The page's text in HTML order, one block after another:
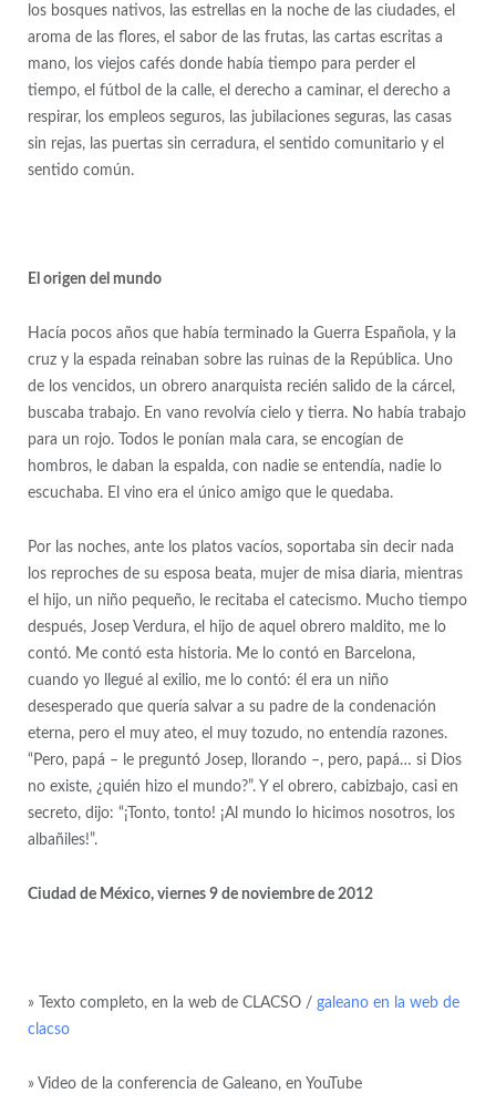
los bosques nativos, las estrellas en la noche de las ciudades, el
aroma de las flores, el sabor de las frutas, las cartas escritas a
mano, los viejos cafés donde había tiempo para perder el
tiempo, el fútbol de la calle, el derecho a caminar, el derecho a
respirar, los empleos seguros, las jubilaciones seguras, las casas
sin rejas, las puertas sin cerradura, el sentido comunitario y el
sentido común.
El origen del mundo
Hacía pocos años que había terminado la Guerra Española, y la
cruz y la espada reinaban sobre las ruinas de la República. Uno
de los vencidos, un obrero anarquista recién salido de la cárcel,
buscaba trabajo. En vano revolvía cielo y tierra. No había trabajo
para un rojo. Todos le ponían mala cara, se encogían de
hombros, le daban la espalda, con nadie se entendía, nadie lo
escuchaba. El vino era el único amigo que le quedaba.
Por las noches, ante los platos vacíos, soportaba sin decir nada
los reproches de su esposa beata, mujer de misa diaria, mientras
el hijo, un niño pequeño, le recitaba el catecismo. Mucho tiempo
después, Josep Verdura, el hijo de aquel obrero maldito, me lo
contó. Me contó esta historia. Me lo contó en Barcelona,
cuando yo llegué al exilio, me lo contó: él era un niño
desesperado que quería salvar a su padre de la condenación
eterna, pero el muy ateo, el muy tozudo, no entendía razones.
“Pero, papá – le preguntó Josep, llorando –, pero, papá… si Dios
no existe, ¿quién hizo el mundo?”. Y el obrero, cabizbajo, casi en
secreto, dijo: “¡Tonto, tonto! ¡Al mundo lo hicimos nosotros, los
albañiles!”.
Ciudad de México, viernes 9 de noviembre de 2012
» Texto completo, en la web de CLACSO / galeano en la web de
clacso
» Video de la conferencia de Galeano, en YouTube